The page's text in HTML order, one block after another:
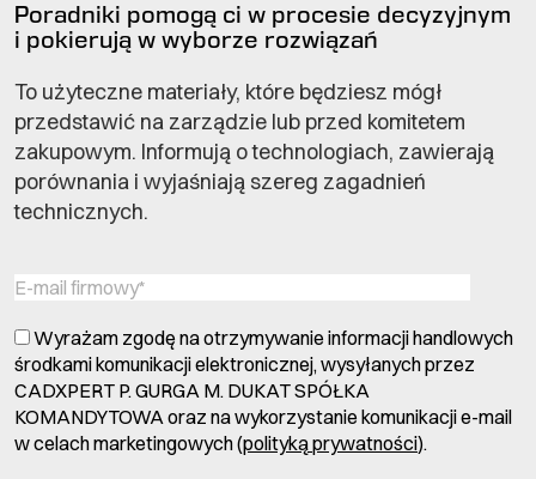
Poradniki pomogą ci w procesie decyzyjnym
i pokierują w wyborze rozwiązań
To użyteczne materiały, które będziesz mógł
przedstawić na zarządzie lub przed komitetem
zakupowym. Informują o technologiach, zawierają
porównania i wyjaśniają szereg zagadnień
technicznych.
Wyrażam zgodę na otrzymywanie informacji handlowych
środkami komunikacji elektronicznej, wysyłanych przez
CADXPERT P. GURGA M. DUKAT SPÓŁKA
KOMANDYTOWA oraz na wykorzystanie komunikacji e-mail
w celach marketingowych (polityką prywatności).